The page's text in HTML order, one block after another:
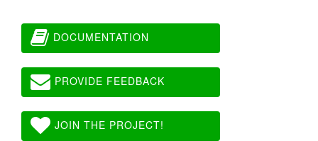
DOCUMENTATION
PROVIDE FEEDBACK
JOIN THE PROJECT!